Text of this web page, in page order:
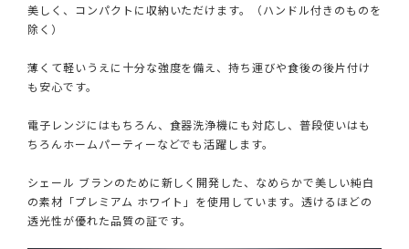
美しく、コンパクトに収納いただけます。（ハンドル付きのものを
除く）
薄くて軽いうえに十分な強度を備え、持ち運びや食後の後片付け
も安心です。
電子レンジにはもちろん、食器洗浄機にも対応し、普段使いはも
ちろんホームパーティーなどでも活躍します。
シェール ブランのために新しく開発した、なめらかで美しい純白
の素材「プレミアム ホワイト」を使用しています。透けるほどの
透光性が優れた品質の証です。